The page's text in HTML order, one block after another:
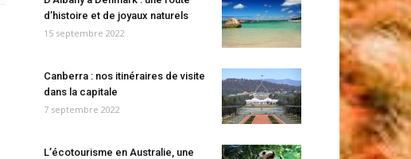
d’histoire et de joyaux naturels
15 septembre 2022
Canberra : nos itinéraires de visite
dans la capitale
7 septembre 2022
L’écotourisme en Australie, une